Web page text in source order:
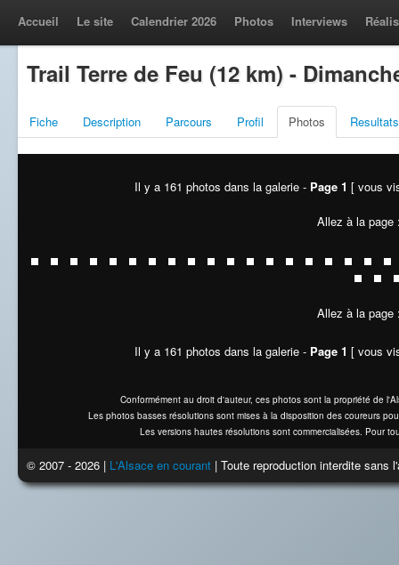
Accueil Le site Calendrier 2026 Photos Interviews
Trail Terre de Feu (12 km) -
Fiche Description Parcours Profil Photos Resultats
Il y a 161 photos dans la galerie - Page 1 [ vous
Allez à la
Allez à la
Il y a 161 photos dans la galerie - Page 1 [ vous
Conformément au droit d'auteur, ces photos sont la propriété de
Les photos basses résolutions sont mises à la disposition des coureurs
Les versions hautes résolutions sont commercialisées. Pour
© 2007 - 2026 | L'Alsace en courant | Toute reproduction interdite sans